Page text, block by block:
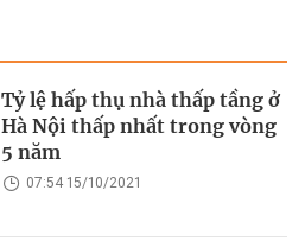
Tỷ lệ hấp thụ nhà thấp tầng ở
Hà Nội thấp nhất trong vòng
5 năm
07:54 15/10/2021